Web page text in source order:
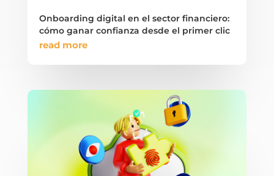
Onboarding digital en el sector financiero:
cómo ganar confianza desde el primer clic
read more